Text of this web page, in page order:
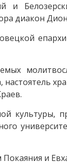
и
диакон
культуры,
и